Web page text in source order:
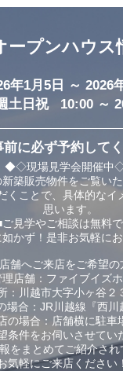
ープンハウス
年1月5日 ～ 2026
土日祝 10:00 ～
に必ず予約して
◆◇現場見学会開催
築販売物件をご覧いた
くことで、具体的なイ
思います。
ご見学やご相談は無料で
かず！是非お気軽にお
舗へご来店をご希望
理店舗：ファイブイズ
：川越市大字小ヶ谷２
場合：JR川越線『西川
の場合：店舗横に駐車
条件をお伺いさせてい
をまとめてご紹介さ
気軽にご来店くださ